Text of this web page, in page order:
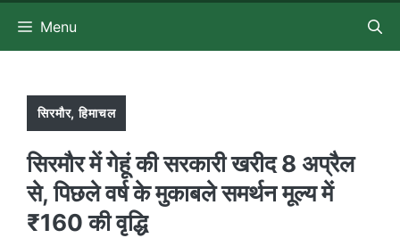
Menu
सिरमौर,हिमाचल
सिरमौर में गेहूं की सरकारी खरीद 8 अप्रैल
से, पिछले वर्ष के मुकाबले समर्थन मूल्य में
₹160 की वृद्धि